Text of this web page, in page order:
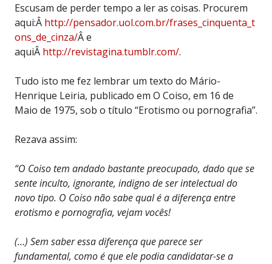
Escusam de perder tempo a ler as coisas. Procurem
aqui:Â http://pensador.uol.com.br/frases_cinquenta_t
ons_de_cinza/Â e
aquiÂ http://revistagina.tumblr.com/.
Tudo isto me fez lembrar um texto do Mário-
Henrique Leiria, publicado em O Coiso, em 16 de
Maio de 1975, sob o título “Erotismo ou pornografia”.
Rezava assim:
“O Coiso tem andado bastante preocupado, dado que se
sente inculto, ignorante, indigno de ser intelectual do
novo tipo. O Coiso não sabe qual é a diferença entre
erotismo e pornografia, vejam vocês!
(…) Sem saber essa diferença que parece ser
fundamental, como é que ele podia candidatar-se a